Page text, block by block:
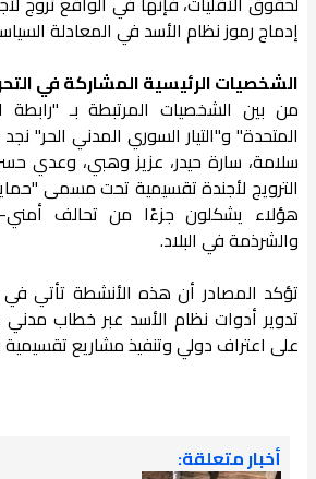
إدماج رموز نظام الأسد في المعادلة
الشخصيات الرئيسية المشاركة في
من بين الشخصيات المرتبطة بـ "رابطة
المتحدة" و"التيار السوري المدني الحر"
سلامة، سارة حيدر، عزيز وهبي، وعدي
الترويج لأجندة تقسيمية تحت مسمى
هؤلاء يشكلون جزءًا من تحالف أمني-
والشرذمة في البلاد.
تؤكد المصادر أن هذه الأنشطة تأتي
تدوير أدوات نظام الأسد عبر خطاب
على اعتراف دولي وتنفيذ مشاريع
أخبار متعلقة: